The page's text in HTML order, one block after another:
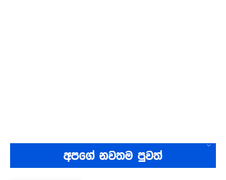
අපගේ නවතම පුවත්